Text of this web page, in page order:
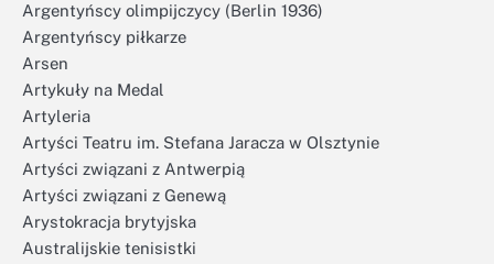
Argentyńscy olimpijczycy (Berlin 1936)
Argentyńscy piłkarze
Arsen
Artykuły na Medal
Artyleria
Artyści Teatru im. Stefana Jaracza w Olsztynie
Artyści związani z Antwerpią
Artyści związani z Genewą
Arystokracja brytyjska
Australijskie tenisistki